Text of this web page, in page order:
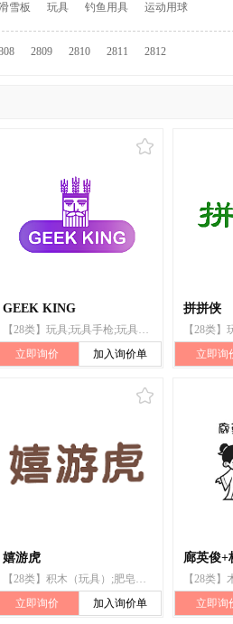
雪板 玩具 钓鱼用具 运动用球
2809 2810 2811 2812
GEEK KING
【28类】玩具;玩具手枪;玩具车;拼图玩具;活动玩具（床铃）;陀螺（玩具）;积木（玩具）;长毛绒玩具;玩具娃娃;智能玩具
立即询价
加入询价单
拼拼侠
立即询
嬉游虎
【28类】积木（玩具）;肥皂泡（玩具）;智能玩具;拼图玩具;陀螺（玩具）;玩具汽车;玩具模型;长毛绒玩具;玩具;棋
立即询价
加入询价单
廊英俊+
立即询